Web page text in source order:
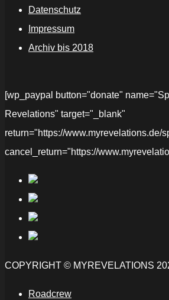
Datenschutz
Impressum
Archiv bis 2018
[wp_paypal button="donate"
Revelations" target="_blank"
return="https://www.myrevelations.de/
cancel_return="https://
COPYRIGHT © MYREVELATIONS
Roadcrew